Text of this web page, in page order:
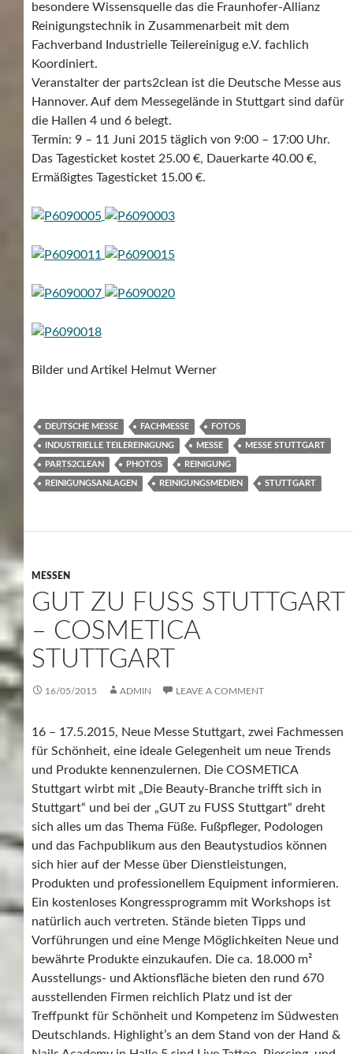
besondere Wissensquelle das die Fraunhofer-Allianz
Reinigungstechnik in Zusammenarbeit mit dem
Fachverband Industrielle Teilereinigug e.V. fachlich
Koordiniert.
Veranstalter der parts2clean ist die Deutsche Messe aus
Hannover. Auf dem Messegelände in Stuttgart sind dafür
die Hallen 4 und 6 belegt.
Termin: 9 – 11 Juni 2015 täglich von 9:00 – 17:00 Uhr.
Das Tagesticket kostet 25.00 €, Dauerkarte 40.00 €,
Ermäßigtes Tagesticket 15.00 €.
Bilder und Artikel Helmut Werner
DEUTSCHE MESSE FACHMESSE FOTOS
INDUSTRIELLE TEILEREINIGUNG MESSE MESSE STUTTGART
PARTS2CLEAN PHOTOS REINIGUNG
REINIGUNGSANLAGEN REINIGUNGSMEDIEN STUTTGART
MESSEN
GUT ZU FUSS STUTTGART
– COSMETICA
STUTTGART
16/05/2015 ADMIN LEAVE A COMMENT
16 – 17.5.2015, Neue Messe Stuttgart, zwei Fachmessen
für Schönheit, eine ideale Gelegenheit um neue Trends
und Produkte kennenzulernen. Die COSMETICA
Stuttgart wirbt mit „Die Beauty-Branche trifft sich in
Stuttgart“ und bei der „GUT zu FUSS Stuttgart“ dreht
sich alles um das Thema Füße. Fußpfleger, Podologen
und das Fachpublikum aus den Beautystudios können
sich hier auf der Messe über Dienstleistungen,
Produkten und professionellem Equipment informieren.
Ein kostenloses Kongressprogramm mit Workshops ist
natürlich auch vertreten. Stände bieten Tipps und
Vorführungen und eine Menge Möglichkeiten Neue und
bewährte Produkte einzukaufen. Die ca. 18.000 m²
Ausstellungs- und Aktionsfläche bieten den rund 670
ausstellenden Firmen reichlich Platz und ist der
Treffpunkt für Schönheit und Kompetenz im Südwesten
Deutschlands. Highlight’s an dem Stand von der Hand &